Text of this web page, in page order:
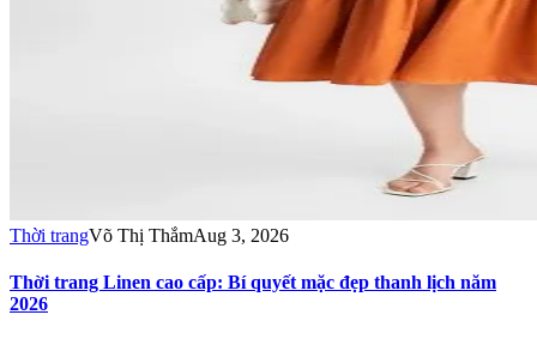
Thời trangVõ Thị ThắmAug 3, 2026
Thời trang Linen cao cấp: Bí quyết mặc đẹp thanh lịch năm
2026